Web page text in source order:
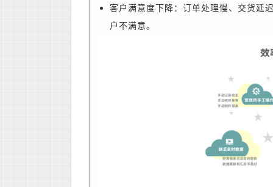
客户满意度下降：订单处理慢、交货延
户不满意。